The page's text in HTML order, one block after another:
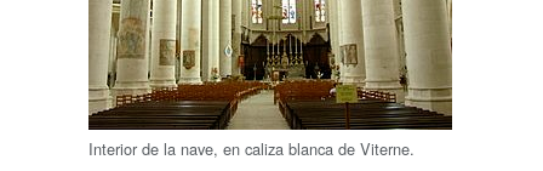
Interior de la nave, en caliza blanca de Viterne.